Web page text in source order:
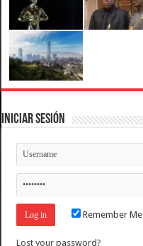
Iniciar Sesión
Remember Me
Lost your password?